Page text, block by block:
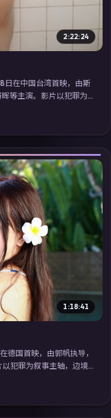
2:22:24
日在中国台湾首映，由斯
等主演。影片以犯罪为
业链；摄影与配乐强化
高清电视剧在线看」延
剧体验。
1:18:41
德国首映，由郭帆执导，
以犯罪为叙事主轴，边境
与配乐强化地域气质；
在线看」延展检索同类